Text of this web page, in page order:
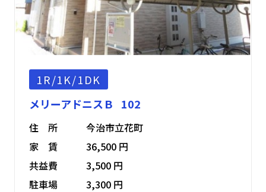
1R/1K/1DK
メリーアドニスＢ 102
住 所
今治市立花町
家 賃
36,500 円
共益費
3,500 円
駐車場
3,300 円